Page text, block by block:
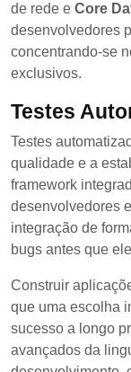
de rede e Core
desenvolvedores
concentrando-se
exclusivos.
Testes
Testes
qualidade e a
framework
desenvolvedores
integração de
bugs antes que
Construir
que uma escolha
sucesso a longo
avançados da